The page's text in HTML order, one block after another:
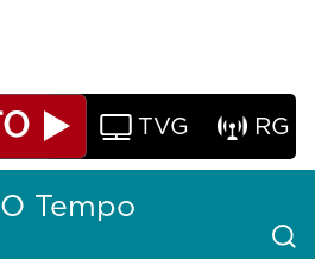
TVG RG
O Tempo